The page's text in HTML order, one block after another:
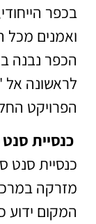
בכפר
ואמנים מכל
הכפר נבנה
לראשונה אל
הפרויקט החל בשנת 1976 והסתיים בתחילת שנות השמונים ומאז
כנסיית
כנסיית סנט
מזרקה
המקום